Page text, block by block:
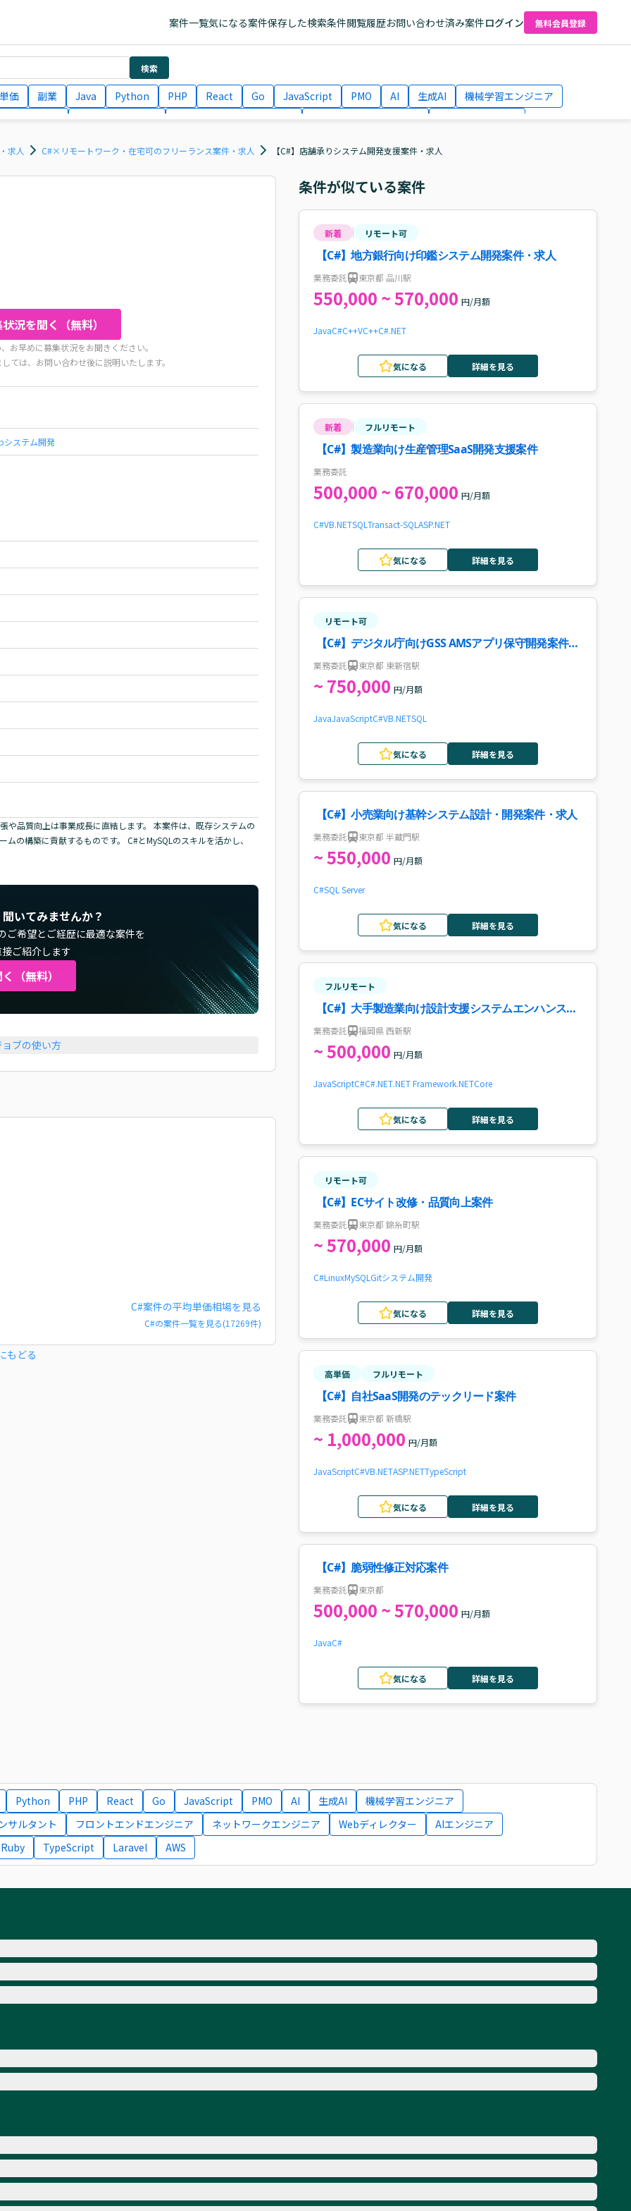
案件一覧気になる案件保存した検索条件閲覧履歴お問い合わせ済み案件ログイン 無料会員登録
検索
価 副業 Java Python PHP React Go JavaScript PMO AI 生成AI
機械学習エンジニア
月収100万円 業務委託
TypeScript
求人 C#×リモートワーク・在宅可のフリーランス案件・求人 【C#】店舗承りシステム開発支援案件・求人
況を聞く（無料）
お早めに募集状況をお聞きください。
ては、お問い合わせ後に説明いたします。
システム開発
や品質向上は事業成長に直結します。 本案件は、既存システムの
の構築に貢献するものです。 C#とMySQLのスキルを活かし、
いてみませんか？
ご希望とご経歴に最適な案件を
ご紹介します
（無料）
ブの使い方
C#案件の平均単価相場を見る
C#の案件一覧を見る(17269件)
もどる
条件が似ている案件
新着 リモート可
【C#】地方銀行向け印鑑システム開発案件・求人
業務委託 東京都 品川駅
550,000 ~ 570,000 円/月額
JavaC#C++VC++C#.NET
気になる 詳細を見る
新着 フルリモート
【C#】製造業向け生産管理SaaS開発支援案件
業務委託
500,000 ~ 670,000 円/月額
C#VB.NETSQL Transact-SQL ASP.NET
気になる 詳細を見る
リモート可
【C#】デジタル庁向けGSS AMSアプリ保守開発案件・
求人
業務委託 東京都 東新宿駅
~ 750,000 円/月額
JavaJavaScriptC#VB.NETSQL
気になる 詳細を見る
【C#】小売業向け基幹システム設計・開発案件・求人
業務委託 東京都 半蔵門駅
~ 550,000 円/月額
C#SQL Server
気になる 詳細を見る
フルリモート
【C#】大手製造業向け設計支援システムエンハンス開
発案件・求人
業務委託 福岡県 西新駅
~ 500,000 円/月額
JavaScriptC#C#.NET.NET Framework.NETCore
気になる 詳細を見る
リモート可
【C#】ECサイト改修・品質向上案件
業務委託 東京都 錦糸町駅
~ 570,000 円/月額
C#LinuxMySQL Gitシステム開発
気になる 詳細を見る
高単価 フルリモート
【C#】自社SaaS開発のテックリード案件
業務委託 東京都 新橋駅
~ 1,000,000 円/月額
JavaScriptC#VB.NETASP.NETTypeScript
気になる 詳細を見る
【C#】脆弱性修正対応案件
業務委託 東京都
500,000 ~ 570,000 円/月額
JavaC#
気になる 詳細を見る
Python PHP React Go JavaScript PMO AI 生成AI
機械学習エンジニア
サルタント
フロントエンドエンジニア ネットワークエンジニア Webディレクター
AIエンジニア
Ruby
TypeScript Laravel AWS